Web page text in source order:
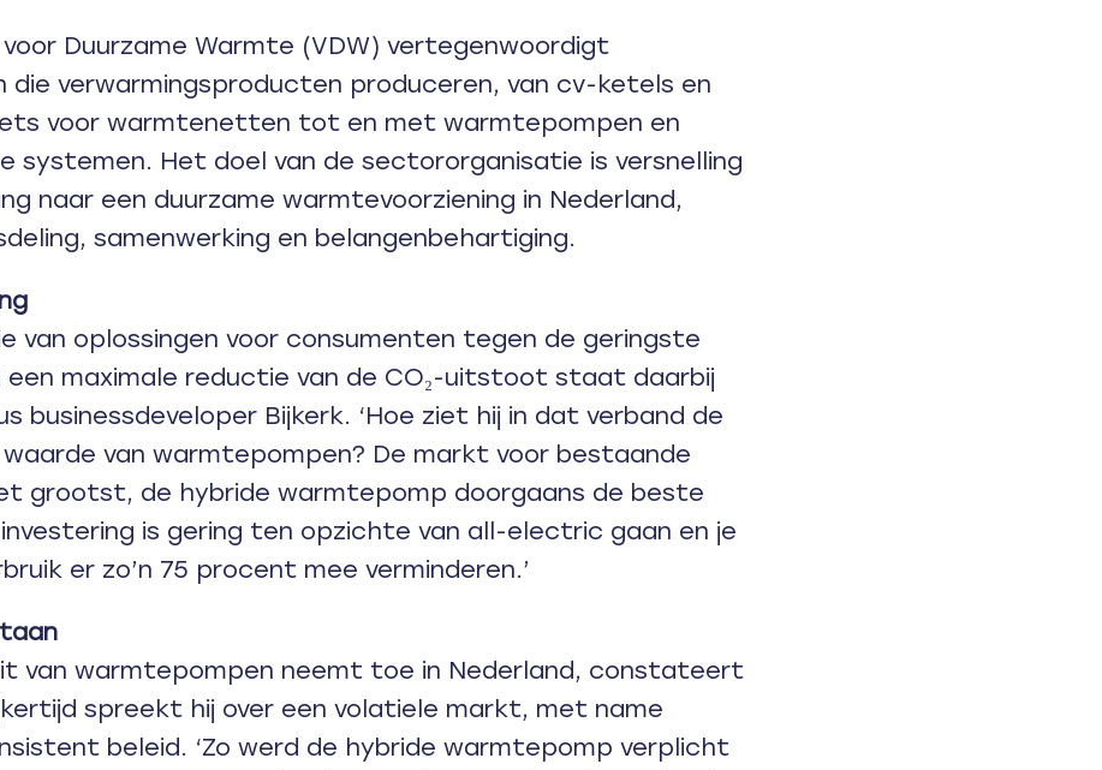
voor Duurzame Warmte (VDW) vertegenwoordigt
die verwarmingsproducten produceren, van cv-ketels en
voor warmtenetten tot en met warmtepompen en
systemen. Het doel van de sectororganisatie is versnelling
naar een duurzame warmtevoorziening in Nederland,
samenwerking en belangenbehartiging.
van oplossingen voor consumenten tegen de geringste
een maximale reductie van de CO₂-uitstoot staat daarbij
businessdeveloper Bijkerk. ‘Hoe ziet hij in dat verband de
van warmtepompen? De markt voor bestaande
grootst, de hybride warmtepomp doorgaans de beste
is gering ten opzichte van all-electric gaan en je
er zo’n 75 procent mee verminderen.’
van warmtepompen neemt toe in Nederland, constateert
spreekt hij over een volatiele markt, met name
beleid. ‘Zo werd de hybride warmtepomp verplicht